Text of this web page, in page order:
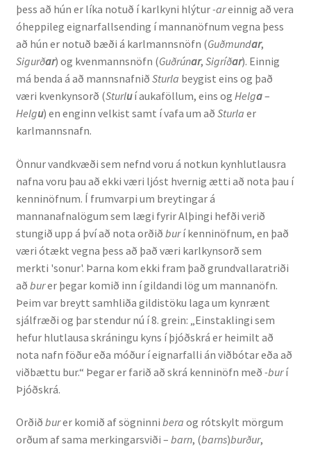
Utan Háskólans
Verkefnisstjórn
Þjónusta
Rannsóknir
Máltækni
Orðalyklar og orðafar
Orðhlutafræði
Samtímasetningafræði
Söguleg setningafræði
Hljóð og hljóðkerfi
Staða íslenskunnar
Ritverk og erindi
þess að hún er líka notuð í karlkyni hlýtur-areinnig að vera
óheppileg eignarfallsending í mannanöfnum vegna þess
að hún er notuð bæði á karlmannsnöfn (Guðmundar,
Sigurðar) og kvenmannsnöfn (Guðrúnar, Sigríðar). Einnig
má benda á að mannsnafnið Sturla beygist eins og það
væri kvenkynsorð (Sturluí aukaföllum, eins og Helga–
Helgu) en enginn velkist samt í vafa um að Sturla er
karlmannsnafn.
Önnur vandkvæði sem nefnd voru á notkun kynhlutlausra
nafna voru þau að ekki væri ljóst hvernig ætti að nota þau í
kenninöfnum. Í frumvarpi um breytingar á
mannanafnalögum sem lægi fyrir Alþingi hefði verið
stungið upp á því að nota orðið burí kenninöfnum, en það
væri ótækt vegna þess að það væri karlkynsorð sem
merkti 'sonur'. Þarna kom ekki fram það grundvallaratriði
að burer þegar komið inn í gildandi lög um mannanöfn.
Þeim var breytt samhliða gildistöku laga um kynrænt
sjálfræði og þar stendur nú í 8. grein: „Einstaklingi sem
hefur hlutlausa skráningu kyns í þjóðskrá er heimilt að
nota nafn föður eða móður í eignarfalli án viðbótar eða að
viðbættu bur.“ Þegar er farið að skrá kenninöfn með -burí
Þjóðskrá.
Orðið burer komið af sögninni bera og rótskylt mörgum
orðum af sama merkingarsviði – barn, (barns)burður,